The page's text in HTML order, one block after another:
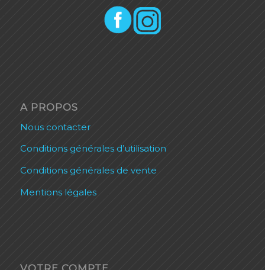
A PROPOS
Nous contacter
Conditions générales d’utilisation
Conditions générales de vente
Mentions légales